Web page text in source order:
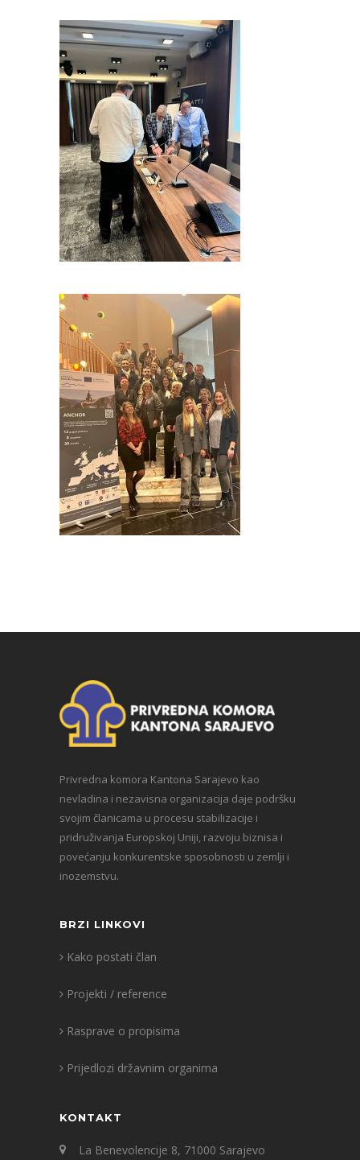
Privredna komora Kantona Sarajevo kao
nevladina i nezavisna organizacija daje podršku
svojim članicama u procesu stabilizacije i
pridruživanja Europskoj Uniji, razvoju biznisa i
povećanju konkurentske sposobnosti u zemlji i
inozemstvu.
BRZI LINKOVI
Kako postati član
Projekti / reference
Rasprave o propisima
Prijedlozi državnim organima
KONTAKT
La Benevolencije 8, 71000 Sarajevo